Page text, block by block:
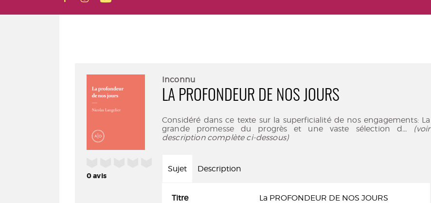
0avis
Inconnu
LA PROFONDEUR DE NOS JOURS
Considéré dans ce texte sur la superficialité de nos engagements: La
grande promesse du progrès et une vaste sélection d... (voir
description complète ci-dessous)
Sujet Description
Titre La PROFONDEUR DE NOS JOURS